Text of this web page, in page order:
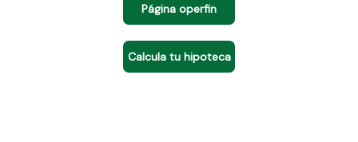
Página operfin
Calcula tu hipoteca